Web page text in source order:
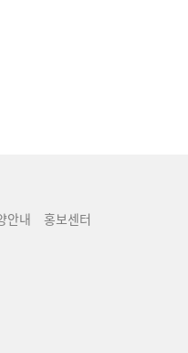
안내 홍보센터